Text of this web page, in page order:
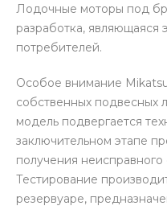
Лодочные моторы под
разработка, являющаяся
потребителей.
Особое внимание
собственных подвесных
модель подвергается
заключительном этапе
получения
Тестирование
резервуаре,